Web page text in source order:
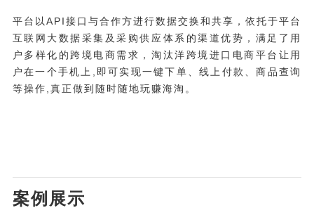
平台以API接口与合作方进行数据交换和共享，依托于平台
互联网大数据采集及采购供应体系的渠道优势，满足了用
户多样化的跨境电商需求，淘汰洋跨境进口电商平台让用
户在一个手机上,即可实现一键下单、线上付款、商品查询
等操作,真正做到随时随地玩赚海淘。
案例展示